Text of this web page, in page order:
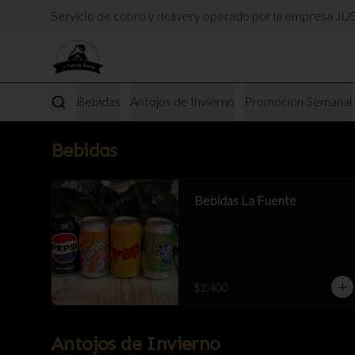
Servicio de cobro y delivery operado por la empresa
Bebidas Antojos de Invierno Promocion Semanal
Bebidas
Bebidas La Fuente
$2.400
Antojos de Invierno